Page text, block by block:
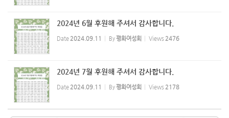
2024년 6월 후원해 주셔서 감사합니다.
Date 2024.09.11 By평화여성회 Views 2476
2024년 7월 후원해 주셔서 감사합니다.
Date 2024.09.11 By평화여성회 Views 2178